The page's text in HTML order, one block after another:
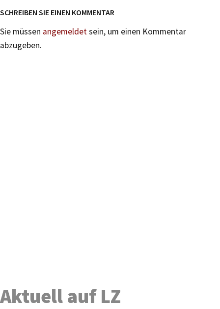
SCHREIBEN SIE EINEN KOMMENTAR
Sie müssen angemeldetsein, um einen Kommentar
abzugeben.
Aktuell auf LZ